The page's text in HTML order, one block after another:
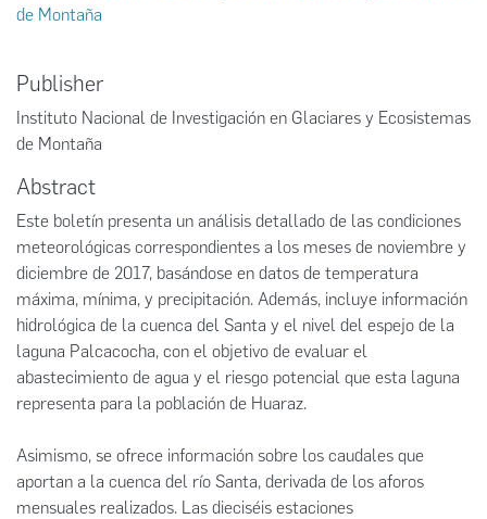
de Montaña
Publisher
Instituto Nacional de Investigación en Glaciares y Ecosistemas
de Montaña
Abstract
Este boletín presenta un análisis detallado de las condiciones
meteorológicas correspondientes a los meses de noviembre y
diciembre de 2017, basándose en datos de temperatura
máxima, mínima, y precipitación. Además, incluye información
hidrológica de la cuenca del Santa y el nivel del espejo de la
laguna Palcacocha, con el objetivo de evaluar el
abastecimiento de agua y el riesgo potencial que esta laguna
representa para la población de Huaraz.
Asimismo, se ofrece información sobre los caudales que
aportan a la cuenca del río Santa, derivada de los aforos
mensuales realizados. Las dieciséis estaciones